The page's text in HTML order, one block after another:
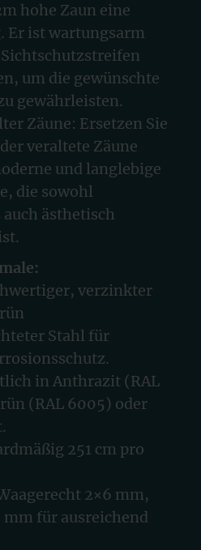
hohe Zaun eine
Er ist wartungsarm
um die gewünschte
gewährleisten.
Zäune: Ersetzen Sie
veraltete Zäune
und langlebige
die sowohl
ästhetisch
verzinkter
Stahl für
in Anthrazit (RAL
(RAL 6005) oder
251 cm pro
2×6 mm,
mm für ausreichend